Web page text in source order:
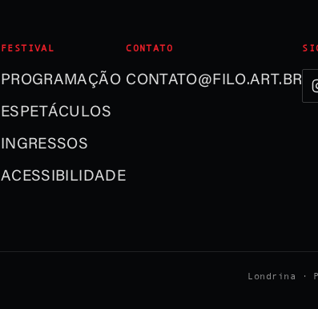
FESTIVAL
PROGRAMAÇÃO
ESPETÁCULOS
INGRESSOS
ACESSIBILIDADE
CONTATO
CONTATO@FILO.ART.BR
Londrina ·